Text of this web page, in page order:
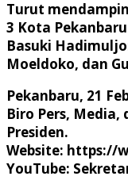
Turut
3 Kota
Basuki
Moeldoko, dan
Pekanbaru, 21
Biro Pers,
Presiden.
Website: https://
YouTube: